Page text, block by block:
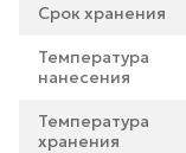
Срок хранения
Температура
нанесения
Температура
хранения